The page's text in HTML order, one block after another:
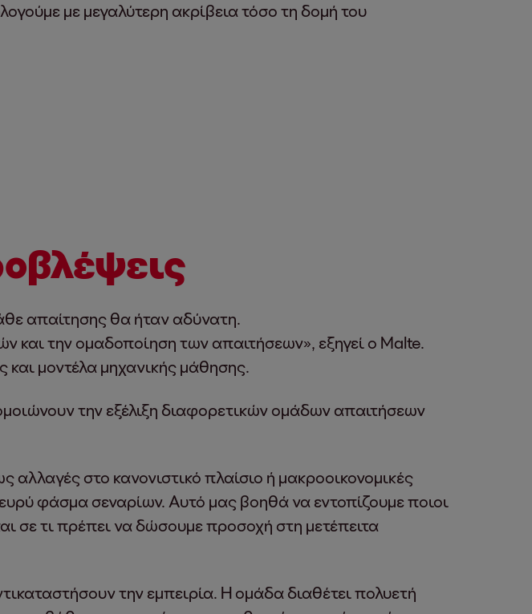
με μεγαλύτερη ακρίβεια τόσο τη δομή του
απαίτησης θα ήταν αδύνατη.
και την ομαδοποίηση των απαιτήσεων», εξηγεί ο Malte.
και μοντέλα μηχανικής μάθησης.
την εξέλιξη διαφορετικών ομάδων απαιτήσεων
στο κανονιστικό πλαίσιο ή μακροοικονομικές
φάσμα σεναρίων. Αυτό μας βοηθά να εντοπίζουμε ποιοι
σε τι πρέπει να δώσουμε προσοχή στη μετέπειτα
την εμπειρία. Η ομάδα διαθέτει πολυετή